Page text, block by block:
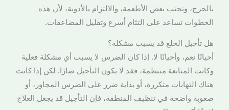
بالجرح، وتجنب بعض الأطعمة، والالتزام بالأدوية، لأن هذه
الخطوات تساعد على التئام أسرع وتقليل المضاعفات.
هل تأجيل الخلع قد يسبب مشكلة؟
أحيانًا نعم، وأحيانًا لا. إذا كان الضرس لا يسبب أي مشكلة فعلية
وكانت المتابعة منتظمة، فقد لا يكون التأجيل ضارًا. لكن إذا كانت
هناك التهابات متكررة، أو بداية ضرر على الضرس المجاور، أو
صعوبة واضحة في تنظيف المنطقة، فإن التأجيل قد يجعل العلاج